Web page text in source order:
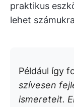
praktikus
lehet
Például így
szívesen
ismereteit.